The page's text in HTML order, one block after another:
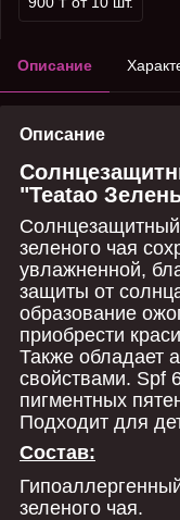
Описание
Описание
"Teatao
Солнцезащитный
зеленого чая
увлажненной,
защиты от
образование
приобрести
Также обладает
свойствами. Spf
пигментных
Подходит для
Состав:
зеленого чая.